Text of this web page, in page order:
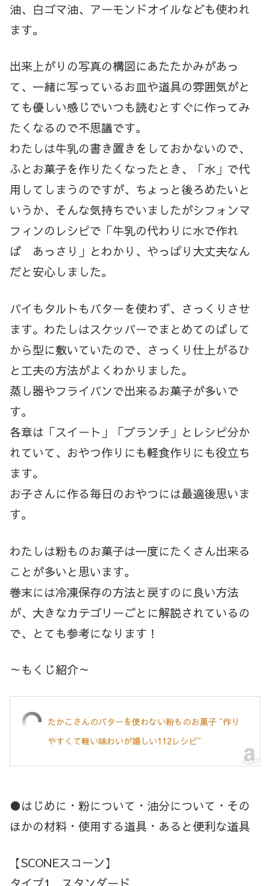
油、白ゴマ油、アーモンドオイルなども使われ
ます。
出来上がりの写真の構図にあたたかみがあっ
て、一緒に写っているお皿や道具の雰囲気がと
ても優しい感じでいつも読むとすぐに作ってみ
たくなるので不思議です。
わたしは牛乳の書き置きをしておかないので、
ふとお菓子を作りたくなったとき、「水」で代
用してしまうのですが、ちょっと後ろめたいと
いうか、そんな気持ちでいましたがシフォンマ
フィンのレシピで「牛乳の代わりに水で作れ
ば あっさり」とわかり、やっぱり大丈夫なん
だと安心しました。
パイもタルトもバターを使わず、さっくりさせ
ます。わたしはスケッパーでまとめてのばして
から型に敷いていたので、さっくり仕上がるひ
と工夫の方法がよくわかりました。
蒸し器やフライパンで出来るお菓子が多いで
す。
各章は「スイート」「ブランチ」とレシピ分か
れていて、おやつ作りにも軽食作りにも役立ち
ます。
お子さんに作る毎日のおやつには最適後思いま
す。
わたしは粉ものお菓子は一度にたくさん出来る
ことが多いと思います。
巻末には冷凍保存の方法と戻すのに良い方法
が、大きなカテゴリーごとに解説されているの
で、とても参考になります！
～もくじ紹介～
たかこさんのバターを使わない粉ものお菓子 ~作り
やすくて軽い味わいが嬉しい112レシピ~
●はじめに・粉について・油分について・その
ほかの材料・使用する道具・あると便利な道具
【SCONEスコーン】